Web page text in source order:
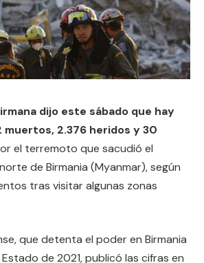
dijo este sábado que hay
muertos, 2.376 heridos y 30
el terremoto que sacudió el
de Birmania (Myanmar), según
tras visitar algunas zonas
que detenta el poder en Birmania
de 2021, publicó las cifras en